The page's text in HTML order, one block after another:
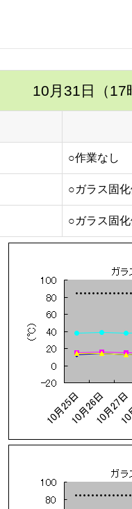
10月31日（17
○作業なし
○ガラス固
○ガラス固